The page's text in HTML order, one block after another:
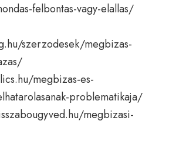
felbontas-vagy-elallas/
szerzodesek/megbizas-
megbizas-es-
problematikaja/
megbizasi-